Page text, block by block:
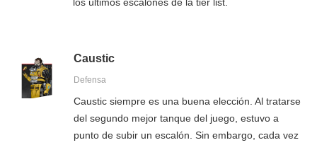
los últimos escalones de la tier list.
Caustic
Defensa
Caustic siempre es una buena elección. Al tratarse
del segundo mejor tanque del juego, estuvo a
punto de subir un escalón. Sin embargo, cada vez